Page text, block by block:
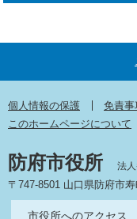
個人情報の保護 免責事
このホームページについて
防府市役所 法
〒747-8501 山口県防府市
市役所へのアクセス